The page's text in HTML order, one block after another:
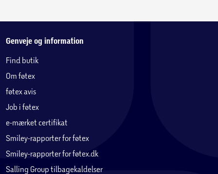
Genveje og information
Find butik
Om føtex
føtex avis
Job i føtex
e-mærket certifikat
Smiley-rapporter for føtex
Smiley-rapporter for føtex.dk
Salling Group tilbagekaldelser